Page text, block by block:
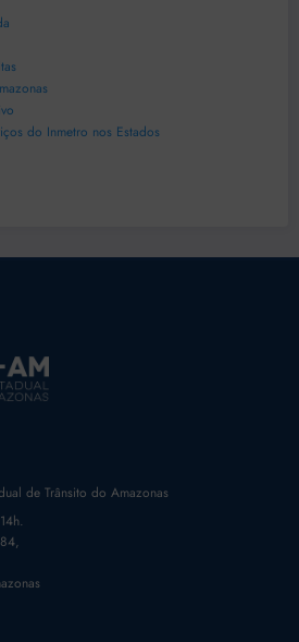
do Inmetro nos Estados
de Trânsito do Amazonas